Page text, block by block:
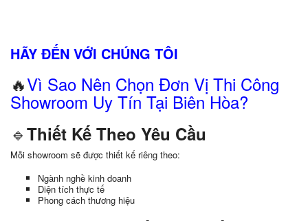
HÃY ĐẾN VỚI CHÚNG TÔI
🔥Vì Sao Nên Chọn Đơn Vị Thi Công
Showroom Uy Tín Tại Biên Hòa?
🔹Thiết Kế Theo Yêu Cầu
Mỗi showroom sẽ được thiết kế riêng theo:
Ngành nghề kinh doanh
Diện tích thực tế
Phong cách thương hiệu